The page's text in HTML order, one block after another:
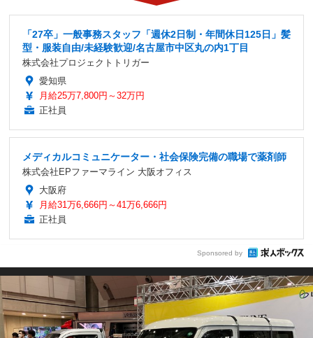
「27卒」一般事務スタッフ「週休2日制・年間休日125日」髪
型・服装自由/未経験歓迎/名古屋市中区丸の内1丁目
株式会社プロジェクトトリガー
愛知県
月給25万7,800円～32万円
正社員
メディカルコミュニケーター・社会保険完備の職場で薬剤師
株式会社EPファーマライン 大阪オフィス
大阪府
月給31万6,666円～41万6,666円
正社員
Sponsored by